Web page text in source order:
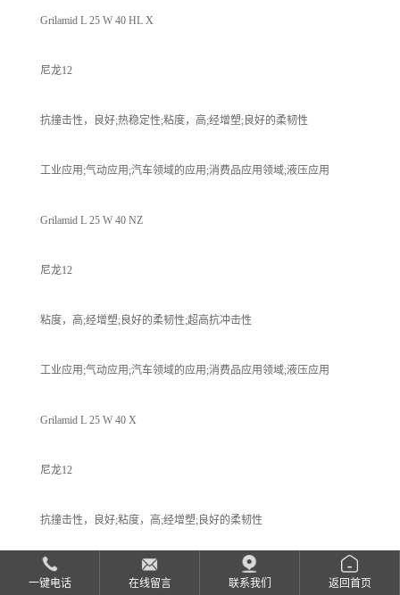
Grilamid L 25 W 40 HL X
尼龙12
抗撞击性，良好;热稳定性;粘度，高;经增塑;良好的柔韧性
工业应用;气动应用;汽车领域的应用;消费品应用领域;液压应用
Grilamid L 25 W 40 NZ
尼龙12
粘度，高;经增塑;良好的柔韧性;超高抗冲击性
工业应用;气动应用;汽车领域的应用;消费品应用领域;液压应用
Grilamid L 25 W 40 X
尼龙12
抗撞击性，良好;粘度，高;经增塑;良好的柔韧性
工业应用;气动应用;汽车领域的应用;消费品应用领域;液压应用;电气/电
一键电话 在线留言 联系我们 返回首页